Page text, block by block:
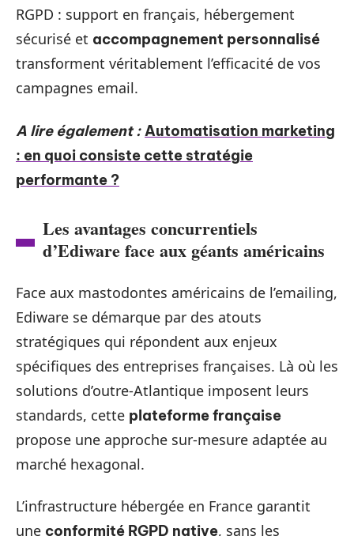
RGPD : support en français, hébergement
sécurisé et accompagnement personnalisé
transforment véritablement l’efficacité de vos
campagnes email.
A lire également : Automatisation marketing
: en quoi consiste cette stratégie
performante ?
Les avantages concurrentiels
d’Ediware face aux géants américains
Face aux mastodontes américains de l’emailing,
Ediware se démarque par des atouts
stratégiques qui répondent aux enjeux
spécifiques des entreprises françaises. Là où les
solutions d’outre-Atlantique imposent leurs
standards, cette plateforme française
propose une approche sur-mesure adaptée au
marché hexagonal.
L’infrastructure hébergée en France garantit
une conformité RGPD native, sans les